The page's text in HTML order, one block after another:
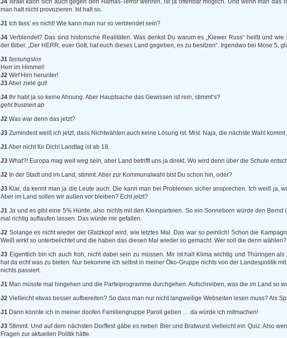
J4 Israel kann sich auch gegen den Hamas-Terror wehren, ist ja offenbar möglich. Und wenn man das
man halt nicht provozieren. Ist halt so.
J1 Ich fass’ es nicht! Wie kann man nur so verblendet sein?
J4 Verblendet? Das sind historische Realitäten. Was denkst Du warum es „Kiewer Russ“ heißt und wie
der Bibel: „Der HERR, euer Gott, hat euch dieses Land gegeben, es zu besitzen“. Irgendwo bei Mose 5,
J1 fassungslos
Herr im Himmel!
J2 Wirf Hirn herunter!
J3Aber ziele gut!
J4 Ihr habt ja so keine Ahnung. Aber Hauptsache das Gewissen ist rein, stimmt’s?
geht frustriert ab
J2 Was war denn das jetzt?
J3 Zumindest weiß ich jetzt, dass Nichtwählen auch keine Lösung ist. Mist. Naja, die nächste Wahl kommt
J1Aber nicht für Dich! Landtag ist ab 18.
J3 What?! Europa mag weit weg sein, aber Land betrifft uns ja direkt. Wo wird denn über die Schule
J2 In der Stadt und im Land, stimmt. Aber zur Kommunalwahl bist Du schon hin, oder?
J3 Klar, da kennt man ja die Leute auch. Die kann man bei Problemen sicher ansprechen. Ich weiß ja,
Aber im Land sollen wir außen vor bleiben? Echt jetzt?
J1 Ja und es gibt eine 5% Hürde, also nichts mit den Kleinparteien. So ein Sonneborn würde den Bernd
mal richtig auflaufen lassen. Das würde mir gefallen.
J2 Solange es nicht wieder der Glatzkopf wird, wie letztes Mal. Das war so peinlich! Schon die
Weiß wirkt so unterbelichtet und die haben das diesen Mal wieder so gemacht. Wer soll die denn wählen?
J3 Eigentlich bin ich auch froh, nicht dabei sein zu müssen. Mir ist halt Klima wichtig und Thüringen als
hat da echt was zu bieten. Nur bekomme ich selbst in meiner Öko-Gruppe nichts von der Landespolitik
nichts passiert.
J1 Man müsste mal hingehen und die Parteiprogramme durchgehen. Aufschreiben, was die im Land so
J2 Vielleicht etwas besser aufbereiten? So dass man nur nicht langweilige Webseiten lesen muss? Als
J1 Dann könnte ich in meiner doofen Familiengruppe Paroli geben … da würde ich mitmachen!
J3 Stimmt. Und auf dem nächsten Dorffest gäbe es neben Bier und Bratwurst vielleicht ein Quiz. Also
Fragen zur aktuellen Politik hätte.